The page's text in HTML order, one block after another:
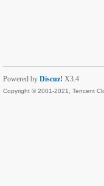
Powered by Discuz! X3.4
Copyright © 2001-2021, Tencent